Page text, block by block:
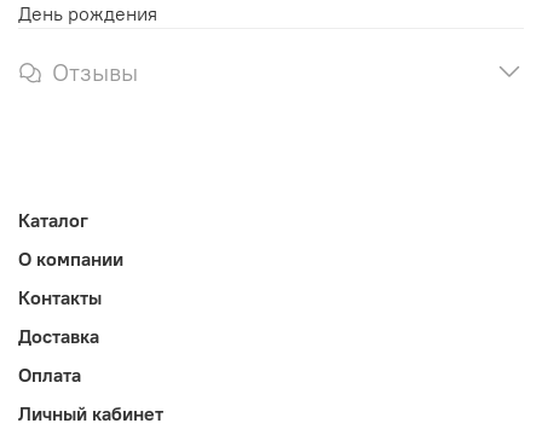
День рождения
Отзывы
Каталог
О компании
Контакты
Доставка
Оплата
Личный кабинет